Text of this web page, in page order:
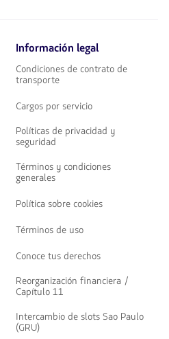
Información legal
Condiciones de contrato de
transporte
Cargos por servicio
Políticas de privacidad y
seguridad
Términos y condiciones
generales
Política sobre cookies
Términos de uso
Conoce tus derechos
Reorganización financiera /
Capítulo 11
Intercambio de slots Sao Paulo
(GRU)